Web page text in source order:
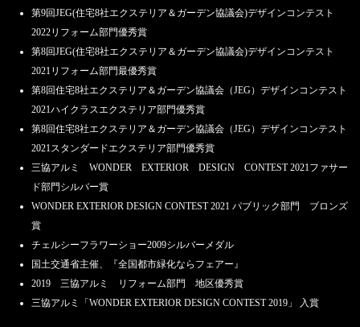
第9回JEG(住宅8社エクステリア＆ガーデン協議会)デザインコンテスト
2022リフォーム部門優秀賞
第8回JEG(住宅8社エクステリア＆ガーデン協議会)デザインコンテスト
2021リフォーム部門最優秀賞
第8回住宅8社エクステリア＆ガーデン協議会（JEG）デザインコンテスト
2021ハイクラスエクステリア部門優秀賞
第8回住宅8社エクステリア＆ガーデン協議会（JEG）デザインコンテスト
2021スタンダードエクステリア部門優秀賞
三協アルミ WONDER EXTERIOR DESIGN CONTEST 2021ファサー
ド部門シルバー賞
WONDER EXTERIOR DESIGN CONTEST 2021 パブリック部門 ブロンズ
賞
チェルシーフラワーショー2009シルバーメダル
国土交通省主催、『全国都市緑化ならフェアー』
2019 三協アルミ リフォーム部門 地区優秀賞
三協アルミ「WONDER EXTERIOR DESIGN CONTEST 2019」 入賞